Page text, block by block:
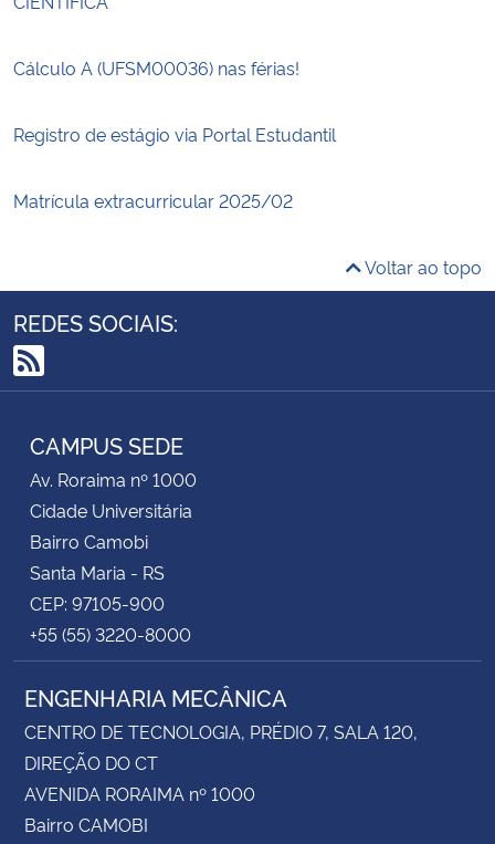
Cálculo A (UFSM00036) nas férias!
Registro de estágio via Portal Estudantil
Matrícula extracurricular 2025/02
Voltar ao topo
REDES SOCIAIS:
RSS
CAMPUS SEDE
Av. Roraima nº 1000
Cidade Universitária
Bairro Camobi
Santa Maria - RS
CEP: 97105-900
+55 (55) 3220-8000
ENGENHARIA MECÂNICA
CENTRO DE TECNOLOGIA, PRÉDIO 7, SALA 120,
DIREÇÃO DO CT
AVENIDA RORAIMA nº 1000
Bairro CAMOBI